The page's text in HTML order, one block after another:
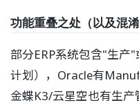
功能重叠之处（以及混淆
部分ERP系统包含"生产
计划），Oracle有
金蝶K3/云星空也有生产